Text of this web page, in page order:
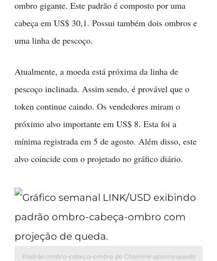
ombro gigante. Este padrão é composto por uma
cabeça em US$ 30,1. Possui também dois ombros e
uma linha de pescoço.
Atualmente, a moeda está próxima da linha de
pescoço inclinada. Assim sendo, é provável que o
token continue caindo. Os vendedores miram o
próximo alvo importante em US$ 8. Esta foi a
mínima registrada em 5 de agosto. Além disso, este
alvo coincide com o projetado no gráfico diário.
Padrão ombro-cabeça-ombro do Chainlink aponta queda